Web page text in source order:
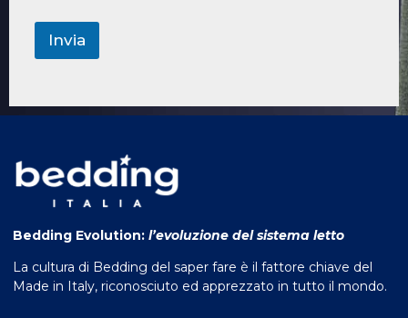
Invia
Bedding Evolution: l’evoluzione del sistema letto
La cultura di Bedding del saper fare è il fattore chiave del
Made in Italy, riconosciuto ed apprezzato in tutto il mondo.